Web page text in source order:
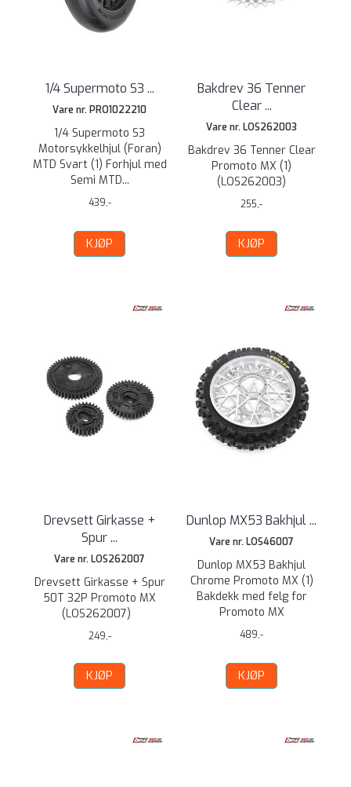
1/4 Supermoto S3 ...
Vare nr. PRO1022210
1/4 Supermoto S3
Motorsykkelhjul (Foran)
MTD Svart (1) Forhjul med
Semi MTD...
439,-
KJØP
Bakdrev 36 Tenner
Clear ...
Vare nr. LOS262003
Bakdrev 36 Tenner Clear
Promoto MX (1)
(LOS262003)
255,-
KJØP
Drevsett Girkasse +
Spur ...
Vare nr. LOS262007
Drevsett Girkasse + Spur
50T 32P Promoto MX
(LOS262007)
249,-
KJØP
Dunlop MX53 Bakhjul ...
Vare nr. LOS46007
Dunlop MX53 Bakhjul
Chrome Promoto MX (1)
Bakdekk med felg for
Promoto MX
489,-
KJØP